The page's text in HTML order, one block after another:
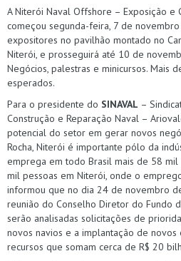
A Niterói Naval Offshore – Exposição e
começou segunda-feira, 7 de
expositores no pavilhão montado no
Niterói, e prosseguirá até 10 de
Negócios, palestras e minicursos. Mais
esperados.
Para o presidente do SINAVAL –
Construção e Reparação Naval –
potencial do setor em gerar novos
Rocha, Niterói é importante pólo da
emprega em todo Brasil mais de 58 mil
mil pessoas em Niterói, onde o
informou que no dia 24 de novembro
reunião do Conselho Diretor do Fundo
serão analisadas solicitações de
novos navios e a implantação de
recursos que somam cerca de R$ 20